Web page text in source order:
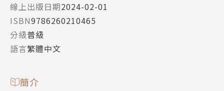
線上出版日期2024-02-01
ISBN9786260210465
分級普級
語言繁體中文
簡介